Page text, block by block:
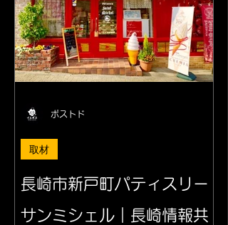
長崎市新戸町パティスリー
サンミシェル｜長崎情報共
取材
ポストド